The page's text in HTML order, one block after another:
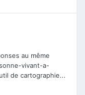
au même
vivant-a-
de cartographie...